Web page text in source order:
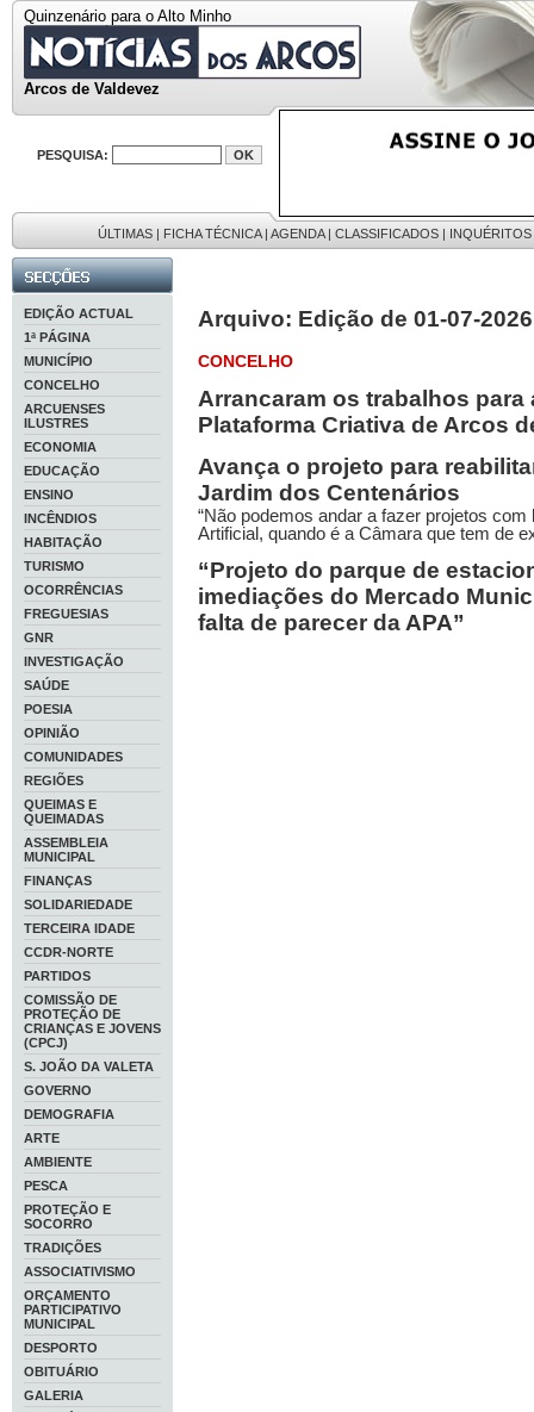
Quinzenário para o Alto Minho
Arcos de Valdevez
PESQUISA:
ÚLTIMAS | FICHA TÉCNICA| AGENDA| CLASSIFICADOS | INQUÉRITOS
EDIÇÃO ACTUAL
1ª PÁGINA
MUNICÍPIO
CONCELHO
ARCUENSES
ILUSTRES
ECONOMIA
EDUCAÇÃO
ENSINO
INCÊNDIOS
HABITAÇÃO
TURISMO
OCORRÊNCIAS
FREGUESIAS
GNR
INVESTIGAÇÃO
SAÚDE
POESIA
OPINIÃO
COMUNIDADES
REGIÕES
QUEIMAS E
QUEIMADAS
ASSEMBLEIA
MUNICIPAL
FINANÇAS
SOLIDARIEDADE
TERCEIRA IDADE
CCDR-NORTE
PARTIDOS
COMISSÃO DE
PROTEÇÃO DE
CRIANÇAS E JOVENS
(CPCJ)
S. JOÃO DA VALETA
GOVERNO
DEMOGRAFIA
ARTE
AMBIENTE
PESCA
PROTEÇÃO E
SOCORRO
TRADIÇÕES
ASSOCIATIVISMO
ORÇAMENTO
PARTICIPATIVO
MUNICIPAL
DESPORTO
OBITUÁRIO
GALERIA
Arquivo: Edição de 01-07-2026
CONCELHO
Arrancaram os trabalhos para
Plataforma Criativa de Arcos
Avança o projeto para
Jardim dos Centenários
“Não podemos andar a fazer projetos
Artificial, quando é a Câmara que tem de
“Projeto do parque de
imediações do Mercado
falta de parecer da APA”